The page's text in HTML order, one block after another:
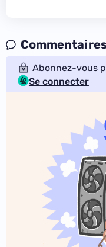
Abonnez-vous
Se connecter